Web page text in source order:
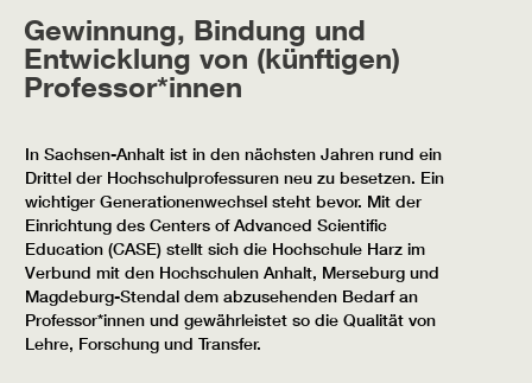
Gewinnung, Bindung und
Entwicklung von (künftigen)
Professor*innen
In Sachsen-Anhalt ist in den nächsten Jahren rund ein
Drittel der Hochschulprofessuren neu zu besetzen. Ein
wichtiger Generationenwechsel steht bevor. Mit der
Einrichtung des Centers of Advanced Scientific
Education (CASE) stellt sich die Hochschule Harz im
Verbund mit den Hochschulen Anhalt, Merseburg und
Magdeburg-Stendal dem abzusehenden Bedarf an
Professor*innen und gewährleistet so die Qualität von
Lehre, Forschung und Transfer.